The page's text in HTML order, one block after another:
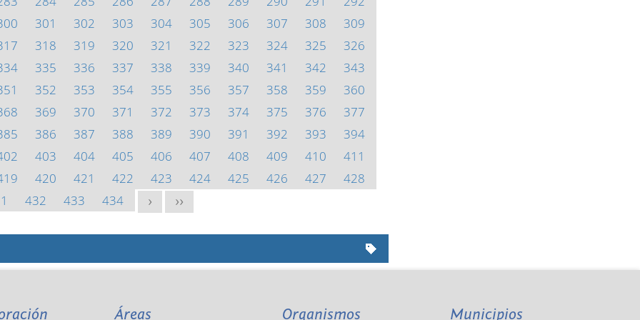
301 302 303 304 305 306 307 308
309
318 319 320 321 322 323 324 325
326
335 336 337 338 339 340 341 342
343
352 353 354 355 356 357 358 359
360
369 370 371 372 373 374 375 376
377
386 387 388 389 390 391 392 393
394
403 404 405 406 407 408 409 410
411
420 421 422 423 424 425 426 427
428
432 433 434 > >>
Áreas Organismos Municipios